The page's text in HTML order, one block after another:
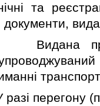
та
перегону